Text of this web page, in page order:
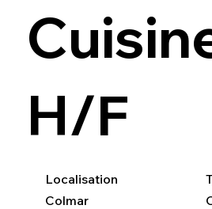
H/F
Localisation
Colmar